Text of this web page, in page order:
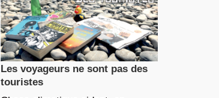
Les voyageurs ne sont pas des
touristes